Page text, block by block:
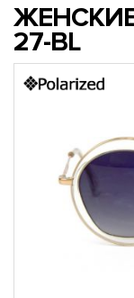
ЖЕНСКИЕ
27-BL